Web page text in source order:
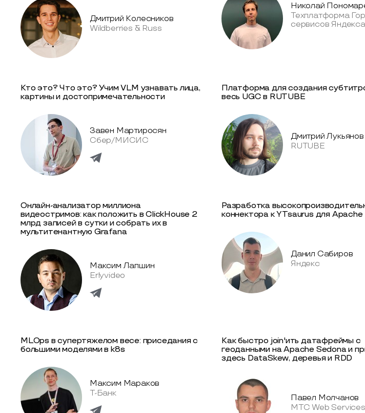
Дмитрий Колесников
Wildberries & Russ
Николай
Техплатформа
сервисов Яндекса
Кто это? Что это? Учим VLM узнавать лица,
картины и достопримечательности
Завен Мартиросян
Сбер/МИСИС
Платформа для создания
весь UGC в RUTUBE
Дмитрий Лукьянов
RUTUBE
Онлайн-анализатор миллиона
видеостримов: как положить в ClickHouse 2
млрд записей в сутки и собрать их в
мультитенантную Grafana
Максим Лапшин
Erlyvideo
Разработка
коннектора к YTsaurus для Apache
Данил Сабиров
Яндекс
MLOps в супертяжелом весе: приседания c
большими моделями в k8s
Максим Мараков
Т-Банк
Как быстро join'ить датафреймы с
геоданными на Apache Sedona и
здесь DataSkew, деревья и RDD
Павел Молчанов
МТС Web